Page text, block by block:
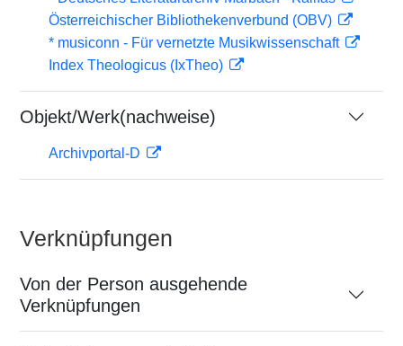
Österreichischer Bibliothekenverbund (OBV)
* musiconn - Für vernetzte Musikwissenschaft
Index Theologicus (IxTheo)
Objekt/Werk(nachweise)
Archivportal-D
Verknüpfungen
Von der Person ausgehende
Verknüpfungen